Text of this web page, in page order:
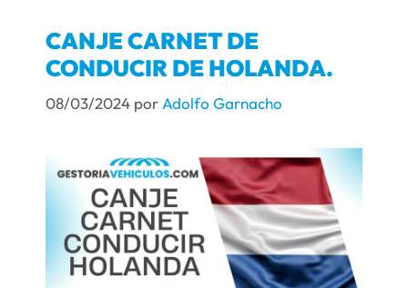
CANJE CARNET DE
CONDUCIR DE HOLANDA.
08/03/2024 por Adolfo Garnacho